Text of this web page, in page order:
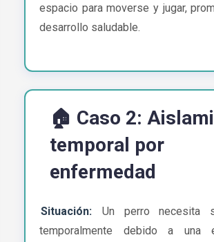
espacio para moverse y jugar,
desarrollo saludable.
🏠 Caso 2:
temporal por
enfermedad
Situación:
Un perro necesita
temporalmente debido a una